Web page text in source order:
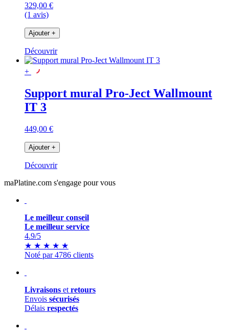
329,00 €
(1 avis)
Ajouter +
Découvrir
+
Support mural Pro-Ject Wallmount
IT 3
449,00 €
Ajouter +
Découvrir
maPlatine.com s'engage pour vous
Le meilleur conseil
Le meilleur service
4.9/5
★ ★ ★ ★ ★
Noté par 4786 clients
Livraisons et retours
Envois sécurisés
Délais respectés